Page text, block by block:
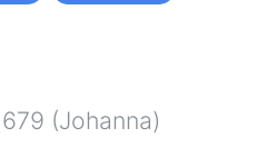
(Johanna)